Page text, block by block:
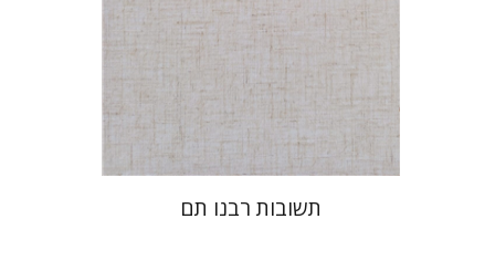
הנחת אתר ספר מודפס
$45
תשובות רבנו תם